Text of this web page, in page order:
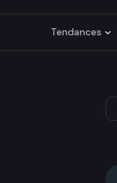
Tendances